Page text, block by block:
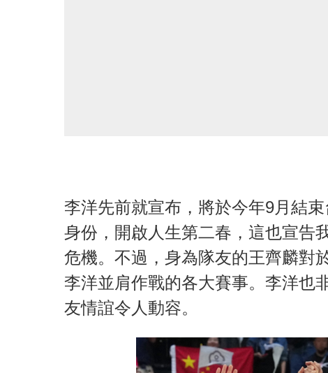
李洋先前就宣布，將於今年9月結
身份，開啟人生第二春，這也宣告
危機。不過，身為隊友的王齊麟對
李洋並肩作戰的各大賽事。李洋也
友情誼令人動容。